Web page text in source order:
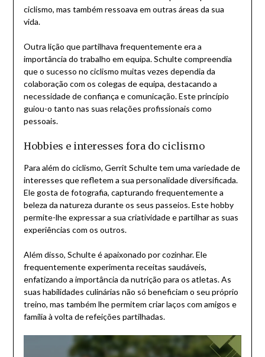
ciclismo, mas também ressoava em outras áreas da sua
vida.
Outra lição que partilhava frequentemente era a
importância do trabalho em equipa. Schulte compreendia
que o sucesso no ciclismo muitas vezes dependia da
colaboração com os colegas de equipa, destacando a
necessidade de confiança e comunicação. Este princípio
guiou-o tanto nas suas relações profissionais como
pessoais.
Hobbies e interesses fora do ciclismo
Para além do ciclismo, Gerrit Schulte tem uma variedade de
interesses que refletem a sua personalidade diversificada.
Ele gosta de fotografia, capturando frequentemente a
beleza da natureza durante os seus passeios. Este hobby
permite-lhe expressar a sua criatividade e partilhar as suas
experiências com os outros.
Além disso, Schulte é apaixonado por cozinhar. Ele
frequentemente experimenta receitas saudáveis,
enfatizando a importância da nutrição para os atletas. As
suas habilidades culinárias não só beneficiam o seu próprio
treino, mas também lhe permitem criar laços com amigos e
família à volta de refeições partilhadas.